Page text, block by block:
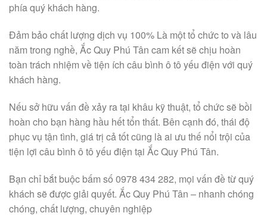
phía quý khách hàng.
Đảm bảo chất lượng dịch vụ 100% Là một tổ chức to và lâu
năm trong nghề, Ắc Quy Phú Tân cam kết sẽ chịu hoàn
toàn trách nhiệm về tiện ích câu bình ô tô yếu điện với quý
khách hàng.
Nếu sở hữu vấn đề xảy ra tại khâu kỹ thuật, tổ chức sẽ bồi
hoàn cho bạn hàng hầu hết tổn thất. Bên cạnh đó, thái độ
phục vụ tận tình, giá trị cả tốt cũng là ai ưu thế nổi trội của
tiện lợi câu bình ô tô yếu điện tại Ắc Quy Phú Tân.
Bạn chỉ bắt buộc bấm số 0978 434 282, mọi vấn đề từ quý
khách sẽ được giải quyết. Ắc Quy Phú Tân – nhanh chóng
chóng, chất lượng, chuyên nghiệp